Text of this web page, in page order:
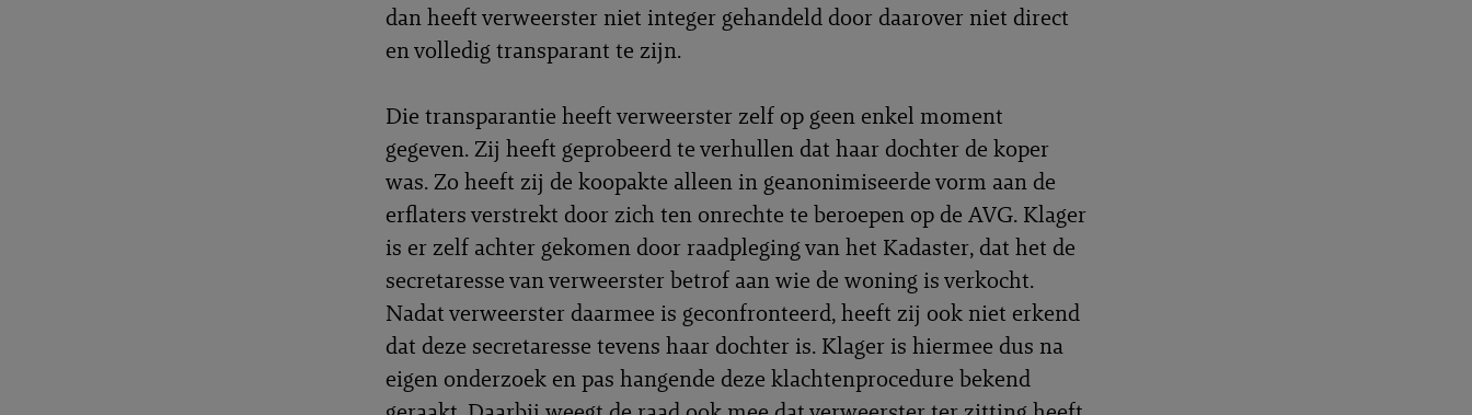
dan heeft verweerster niet integer gehandeld door daarover niet direct
en volledig transparant te zijn.
Die transparantie heeft verweerster zelf op geen enkel moment
gegeven. Zij heeft geprobeerd te verhullen dat haar dochter de koper
was. Zo heeft zij de koopakte alleen in geanonimiseerde vorm aan de
erflaters verstrekt door zich ten onrechte te beroepen op de AVG. Klager
is er zelf achter gekomen door raadpleging van het Kadaster, dat het de
secretaresse van verweerster betrof aan wie de woning is verkocht.
Nadat verweerster daarmee is geconfronteerd, heeft zij ook niet erkend
dat deze secretaresse tevens haar dochter is. Klager is hiermee dus na
eigen onderzoek en pas hangende deze klachtenprocedure bekend